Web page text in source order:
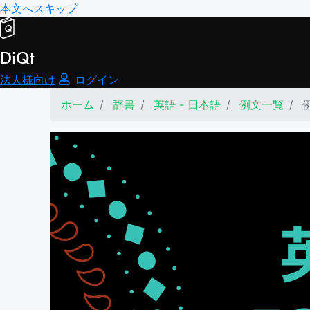
本文へスキップ
DiQt
法人様向け
ログイン
ホーム
辞書 英語 - 日本語 例文一覧